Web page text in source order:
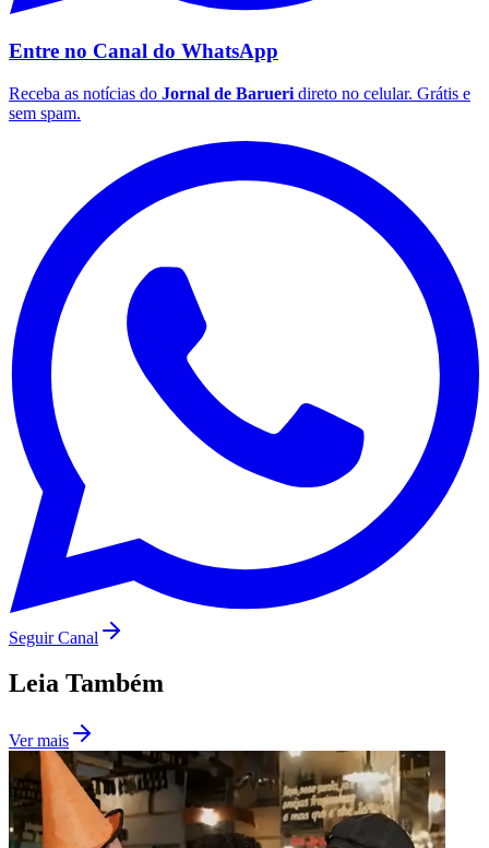
Grêmio
Internacional
Entre no Canal do WhatsApp
Receba as notícias do Jornal de Barueri direto no celular. Grátis e
sem spam.
Seguir Canal
Leia Também
Ver mais